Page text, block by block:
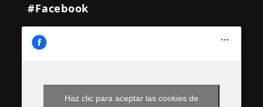
#Facebook
Haz clic para aceptar las cookies de